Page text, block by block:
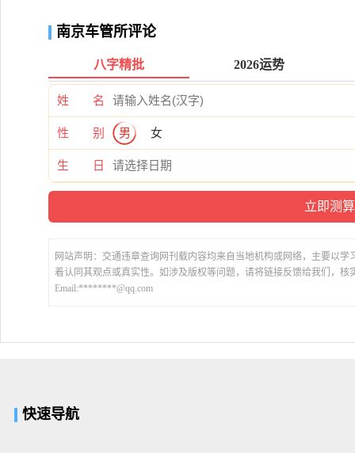
南京车管所评论
八字精批 2026运势
姓 名
性 别 男 女
生 日
网站声明：交通违章查询网刊载内容均来自当地机构或网络，主要以
着认同其观点或真实性。如涉及版权等问题，请将链接反馈给我们，核
Email:********@qq.com
快速导航